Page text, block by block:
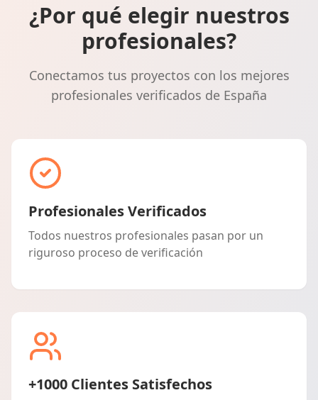
¿Por qué elegir nuestros
profesionales?
Conectamos tus proyectos con los mejores
profesionales verificados de España
Profesionales Verificados
Todos nuestros profesionales pasan por un
riguroso proceso de verificación
+1000 Clientes Satisfechos